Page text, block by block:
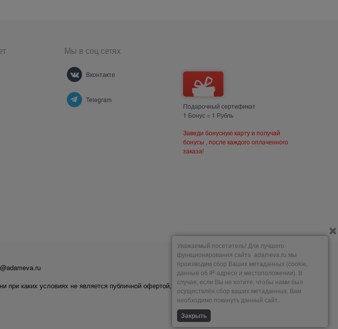
Мы в соц сетях
Вконтакте
Telegram
Подарочный сертификат
1 Бонус = 1 Рубль
Заведи бонусную карту и получай
бонусы , после каждого оплаченного
заказа!
при каких условиях не является публичной офертой,
Мы принимаем
Уважаемый посетитель! Для лучшего
функционирования сайта adameva.ru мы
производим сбор Ваших метаданных (cookie,
данные об IP-адресе и местоположении). В
случае, если Вы не хотите, чтобы нами был
осуществлён сбор ваших метаданных, Вам
необходимо покинуть данный сайт.
Закрыть